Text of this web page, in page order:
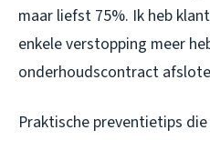
maar liefst 75%. Ik heb
enkele verstopping meer
onderhoudscontract
Praktische preventietips